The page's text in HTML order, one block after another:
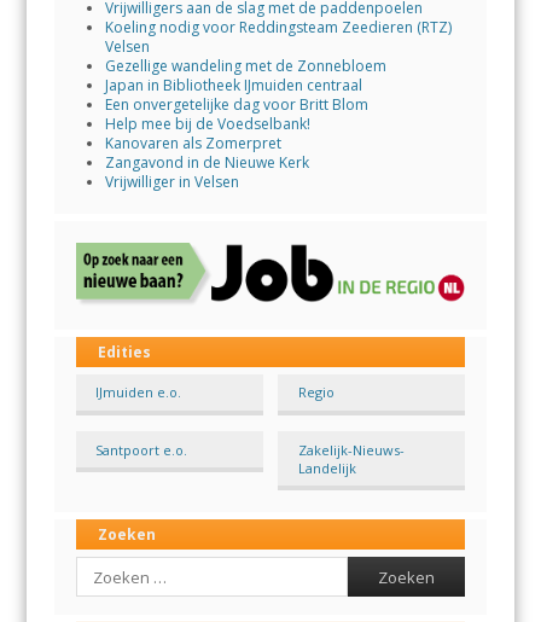
Vrijwilligers aan de slag met de paddenpoelen
Koeling nodig voor Reddingsteam Zeedieren (RTZ)
Velsen
Gezellige wandeling met de Zonnebloem
Japan in Bibliotheek IJmuiden centraal
Een onvergetelijke dag voor Britt Blom
Help mee bij de Voedselbank!
Kanovaren als Zomerpret
Zangavond in de Nieuwe Kerk
Vrijwilliger in Velsen
Edities
IJmuiden e.o. Regio
Santpoort e.o.
Zakelijk-Nieuws-
Landelijk
Zoeken
Search